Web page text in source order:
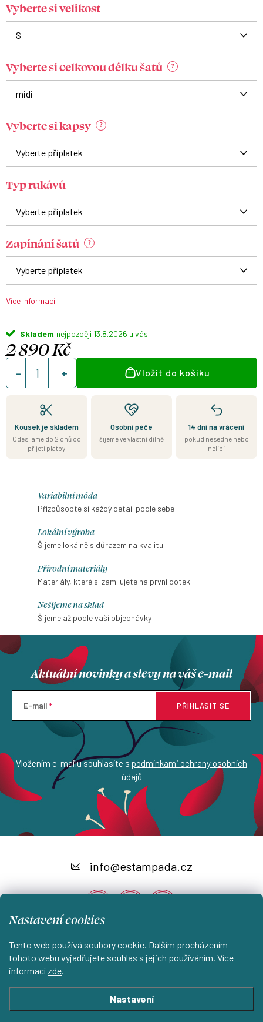
Nastavení cookies
Tento web používá soubory cookie. Dalším procházením
tohoto webu vyjadřujete souhlas s jejich používáním. Více
informací zde.
Nastavení
Vyberte si velikost
Vyberte si celkovou délku šatů ?
Vyberte si kapsy ?
Typ rukávů
Zapínání šatů ?
Více informací
Skladem 13.8.2026
2 890 Kč
Měrná
cena:
Vložit do košíku
Kousek je skladem
Odesíláme do 2 dnů od
přijetí platby
Osobní péče
šijeme ve vlastní dílně
14 dní na vrácení
pokud nesedne nebo
nelíbí
Variabilní móda
Přizpůsobte si každý detail podle sebe
Lokální výroba
Šijeme lokálně s důrazem na kvalitu
Přírodní materiály
Materiály, které si zamilujete na první dotek
Nešijeme na sklad
Šijeme až podle vaší objednávky
Aktuální novinky a slevy na váš e-mail
E-mail
Vložením e-mailu souhlasíte s podmínkami ochrany osobních
údajů
PŘIHLÁSIT SE
p
a
Instagram
info@estampada.cz
Shoptet.cz KantorStudio.cz